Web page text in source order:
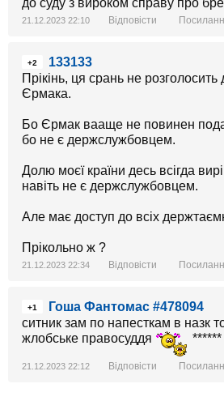
до суду з вироком справу про
21.12.2023 22:10 Відповісти
+2
133133
Прікінь, ця срань не розголосить
Єрмака.
Бо Єрмак вааще не повинен
бо не є держслужбовцем.
Долю моєї країни десь всігда
навіть не є держслужбовцем.
Але має доступ до всіх
Прікольно ж ?
21.12.2023 22:34 Відповісти
+1
Гоша Фантомас #478094
ситник зам по напесткам в назк
жлобське правосуддя
******
21.12.2023 22:12 Відповісти